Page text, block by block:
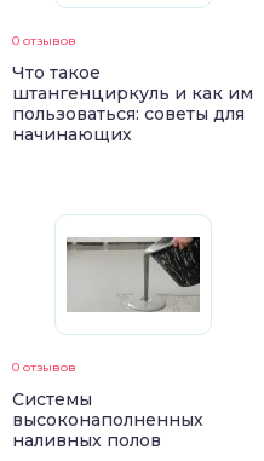
0 отзывов
Что такое
штангенциркуль и как им
пользоваться: советы для
начинающих
0 отзывов
Системы
высоконаполненных
наливных полов